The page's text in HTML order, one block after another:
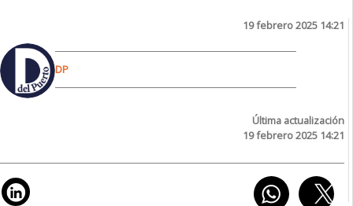
19 febrero 2025 14:21
DP
Última actualización
19 febrero 2025 14:21